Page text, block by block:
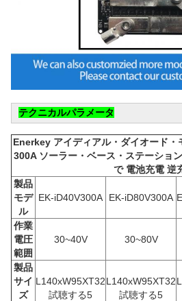
テクニカルパラメータ
Enerkey アイディアル・ダイオード
300A ソーラー・ベース・ステーショ
で 電池充電 逆
製品
モデ
ル
EK-iD40V300A EK-iD80V300A
作業
電圧
範囲
30~40V 30~80V
製品
サイ
ズ
L140xW95XT32
試聴する5
L140xW95XT32
試聴する5